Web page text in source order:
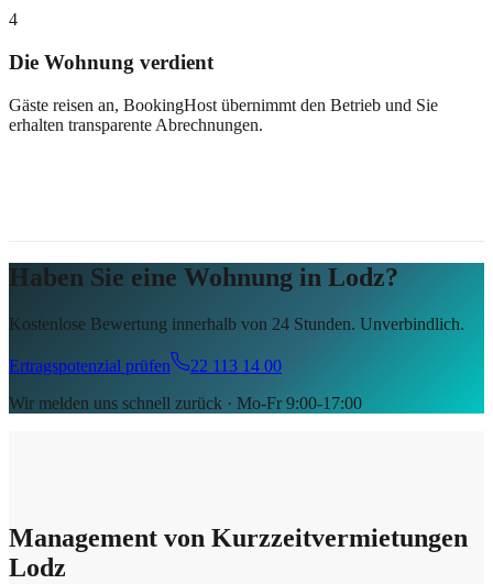
4
Die Wohnung verdient
Gäste reisen an, BookingHost übernimmt den Betrieb und Sie
erhalten transparente Abrechnungen.
Haben Sie eine Wohnung in Lodz?
Kostenlose Bewertung innerhalb von 24 Stunden. Unverbindlich.
Ertragspotenzial prüfen
22 113 14 00
Wir melden uns schnell zurück · Mo-Fr 9:00-17:00
Management von Kurzzeitvermietungen
Lodz